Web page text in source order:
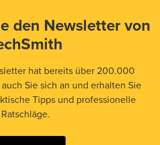
den Newsletter von
hat bereits über 200.000
Sie sich an und erhalten Sie
Tipps und professionelle
Ratschläge.